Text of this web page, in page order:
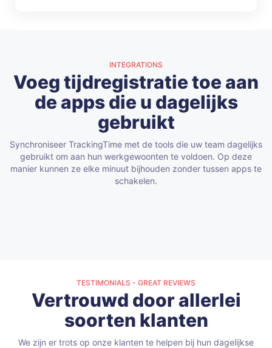
INTEGRATIONS
Voeg tijdregistratie toe aan
de apps die u dagelijks
gebruikt
Synchroniseer TrackingTime met de tools die uw team dagelijks
gebruikt om aan hun werkgewoonten te voldoen. Op deze
manier kunnen ze elke minuut bijhouden zonder tussen apps te
schakelen.
TESTIMONIALS - GREAT REVIEWS
Vertrouwd door allerlei
soorten klanten
We zijn er trots op onze klanten te helpen bij hun dagelijkse